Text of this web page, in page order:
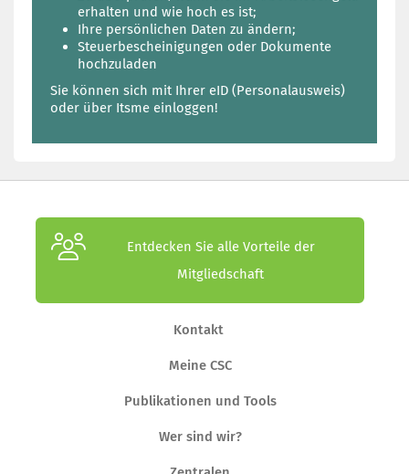
erhalten und wie hoch es ist;
Ihre persönlichen Daten zu ändern;
Steuerbescheinigungen oder Dokumente
hochzuladen
Sie können sich mit Ihrer eID (Personalausweis)
oder über Itsme einloggen!
Entdecken Sie alle Vorteile der
Mitgliedschaft
Kontakt
Meine CSC
Publikationen und Tools
Wer sind wir?